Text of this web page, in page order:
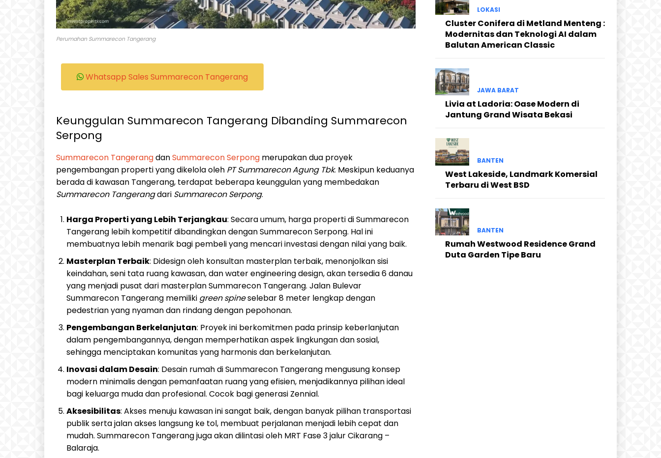
Perumahan Summarecon Tangerang
Whatsapp Sales Summarecon Tangerang
Keunggulan Summarecon Tangerang Dibanding Summarecon
Serpong
Summarecon TangerangdanSummarecon Serpong merupakan dua proyek
pengembangan properti yang dikelola oleh PT Summarecon Agung Tbk. Meskipun keduanya
berada di kawasan Tangerang, terdapat beberapa keunggulan yang membedakan
Summarecon Tangerangdari Summarecon Serpong.
Harga Properti yang Lebih Terjangkau: Secara umum, harga properti di Summarecon
Tangerang lebih kompetitif dibandingkan dengan Summarecon Serpong. Hal ini
membuatnya lebih menarik bagi pembeli yang mencari investasi dengan nilai yang baik.
Masterplan Terbaik: Didesign oleh konsultan masterplan terbaik, menonjolkan sisi
keindahan, seni tata ruang kawasan, dan water engineering design, akan tersedia 6 danau
yang menjadi pusat dari masterplan Summarecon Tangerang. Jalan Bulevar
Summarecon Tangerang memiliki green spineselebar 8 meter lengkap dengan
pedestrian yang nyaman dan rindang dengan pepohonan.
Pengembangan Berkelanjutan: Proyek ini berkomitmen pada prinsip keberlanjutan
dalam pengembangannya, dengan memperhatikan aspek lingkungan dan sosial,
sehingga menciptakan komunitas yang harmonis dan berkelanjutan.
Inovasi dalam Desain: Desain rumah di Summarecon Tangerang mengusung konsep
modern minimalis dengan pemanfaatan ruang yang efisien, menjadikannya pilihan ideal
bagi keluarga muda dan profesional. Cocok bagi generasi Zennial.
Aksesibilitas: Akses menuju kawasan ini sangat baik, dengan banyak pilihan transportasi
publik serta jalan akses langsung ke tol, membuat perjalanan menjadi lebih cepat dan
mudah. Summarecon Tangerang juga akan dilintasi oleh MRT Fase 3 jalur Cikarang –
Balaraja.
LOKASI
Cluster Conifera di Metland Menteng :
Modernitas dan Teknologi AI dalam
Balutan American Classic
JAWA BARAT
Livia at Ladoria: Oase Modern di
Jantung Grand Wisata Bekasi
BANTEN
West Lakeside, Landmark Komersial
Terbaru di West BSD
BANTEN
Rumah Westwood Residence Grand
Duta Garden Tipe Baru